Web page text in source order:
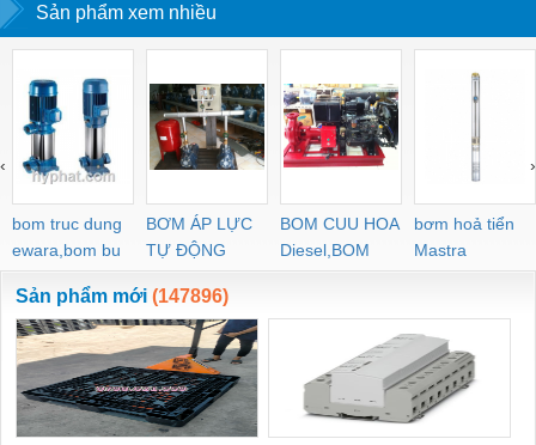
Sản phẩm xem nhiều
bom truc dung
ewara,bom bu
ewara
BƠM ÁP LỰC
TỰ ĐỘNG
BOM CUU HOA
Diesel,BOM
CHUA CHAY
bơm hoả tiển
Mastra
‹ ›
Sản phẩm mới (147896)